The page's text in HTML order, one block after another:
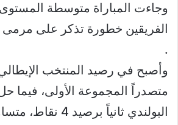
وجاءت المباراة متوسطة
الفريقين خطورة تذكر على مرمى
.
وأصبح في رصيد المنتخب
متصدراً المجموعة الأولى، فيما
البولندي ثانياً